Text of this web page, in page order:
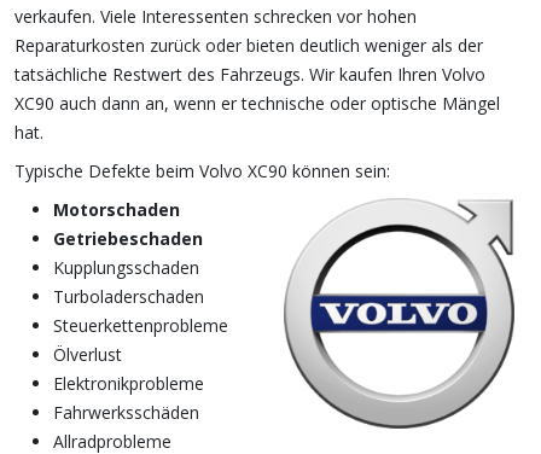
verkaufen. Viele Interessenten schrecken vor hohen
Reparaturkosten zurück oder bieten deutlich weniger als der
tatsächliche Restwert des Fahrzeugs. Wir kaufen Ihren Volvo
XC90 auch dann an, wenn er technische oder optische Mängel
hat.
Typische Defekte beim Volvo XC90 können sein:
Motorschaden
Getriebeschaden
Kupplungsschaden
Turboladerschaden
Steuerkettenprobleme
Ölverlust
Elektronikprobleme
Fahrwerksschäden
Allradprobleme